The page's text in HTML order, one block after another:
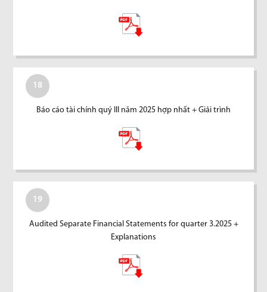
18
Báo cáo tài chính quý III năm 2025 hợp nhất + Giải trình
19
Audited Separate Financial Statements for quarter 3.2025 +
Explanations